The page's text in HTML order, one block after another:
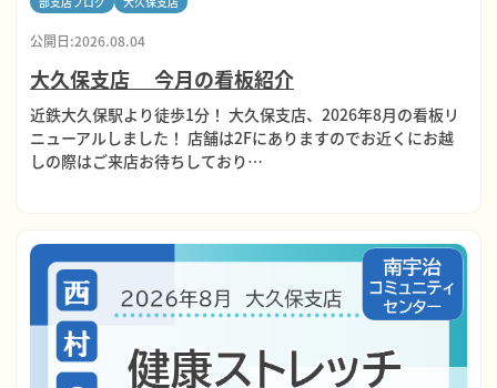
公開日:2026.08.04
大久保支店 今月の看板紹介
近鉄大久保駅より徒歩1分！ 大久保支店、2026年8月の看板リ
ニューアルしました！ 店舗は2Fにありますのでお近くにお越
しの際はご来店お待ちしており…